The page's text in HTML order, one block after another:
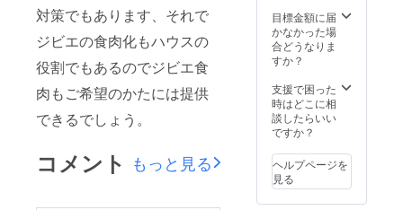
対策でもあります、それで
ジビエの食肉化もハウスの
役割でもあるのでジビエ食
肉もご希望のかたには提供
できるでしょう。
コメント もっと見る
ト 渓谷
が色づ
いた時
期（１
頃）収
穫祭を
実験棟
で催す
追って
お知ら
せしま
す。１
目標金額に届
かなかった場
合どうなりま
すか？
支援で困った
時はどこに相
談したらいい
ですか？
ヘルプページを
見る